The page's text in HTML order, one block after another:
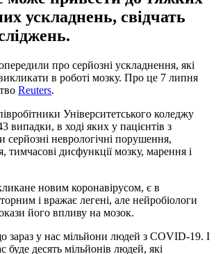
ускладнень, свідчать
про серйозні ускладнення, які
в роботі мозку. Про це 7 липня
Reuters.
Університетського коледжу
випадки, в ході яких у пацієнтів з
неврологічні порушення,
тимчасові дисфункції мозку, марення і
новим коронавірусом, є в
і вражає легені, але нейробіологи
його впливу на мозок.
зараз у нас мільйони людей з COVID-19. І
буде десять мільйонів людей, які